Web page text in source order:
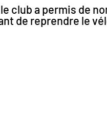
club a permis de
de reprendre le